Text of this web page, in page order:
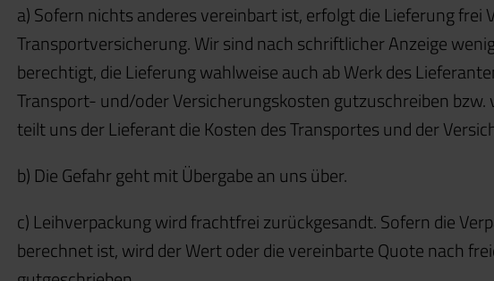
a) Sofern nichts anderes vereinbart ist, erfolgt die Lieferung
Transportversicherung. Wir sind nach schriftlicher Anzeige
berechtigt, die Lieferung wahlweise auch ab Werk des
Transport- und/oder Versicherungskosten gutzuschreiben
teilt uns der Lieferant die Kosten des Transportes und der
b) Die Gefahr geht mit Übergabe an uns über.
c) Leihverpackung wird frachtfrei zurückgesandt. Sofern die
berechnet ist, wird der Wert oder die vereinbarte Quote nach